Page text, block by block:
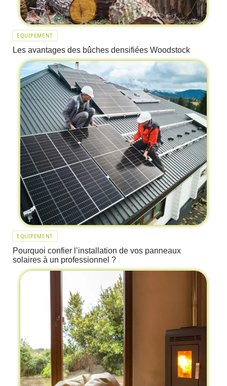
EQUIPEMENT
Les avantages des bûches densifiées Woodstock
EQUIPEMENT
Pourquoi confier l’installation de vos panneaux
solaires à un professionnel ?